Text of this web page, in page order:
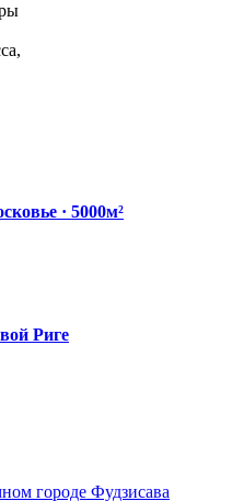
· 5000м²
Риге